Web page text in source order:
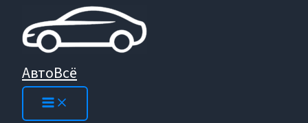
содержимому
АвтоВсё